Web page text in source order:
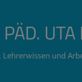
PÄD.
Lehrerwissen und